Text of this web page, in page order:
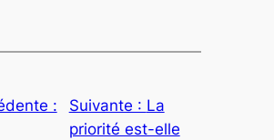
:
Suivante : La
priorité est-elle